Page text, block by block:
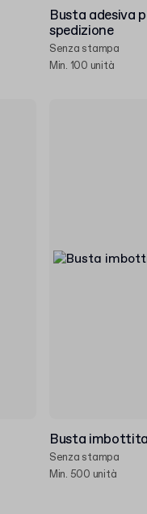
Busta adesiva
spedizione
Senza stampa
Min. 100 unità
Busta
Senza stampa
Min. 500 unità